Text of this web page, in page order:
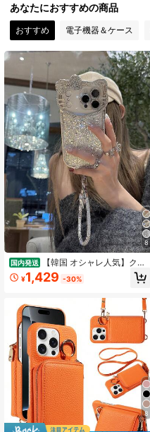
4.55 81 フォロワー
4.55 81 フォロワー
4.55 81 フォロワー
4.55 81 フォロワー
4.55 81 フォロワー
4.55 81 フォロワー
あなたにおすすめの商品
おすすめ 電子機器＆ケース
8
国内発送
【韓国 オシャレ人気】クリ
エイティブ可愛い 猫耳デザイン こだ
わりブランド ギフト カップル (coupl
ストランスマホケース 韓国かわいい
新デザインのスマホiphone17ケース
スマホケース かわいい iPhone16ケ
ース、耐衝撃性、iPhone17Proケー
ス16 Pro Max/15 Pro/14/13に適合ス
マホケース>ドット あいふぉんケー
ス 17 スマホチェーン
¥1,429 -30%
8